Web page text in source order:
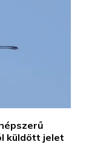
küldött jelet